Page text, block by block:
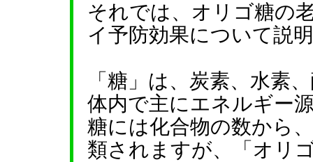
それでは、オリゴ糖の
イ予防効果について説
「糖」は、炭素、水素
体内で主にエネルギー
糖には化合物の数から
類されますが、「オリ